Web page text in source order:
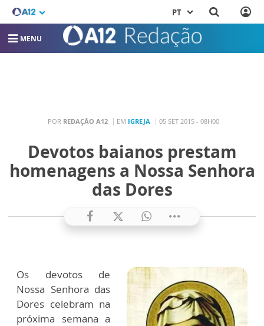
PT
MENU
POR REDAÇÃO A12 EM IGREJA 05 SET 2015 - 08H00
Devotos baianos prestam
homenagens a Nossa Senhora
das Dores
Os devotos de
Nossa Senhora das
Dores celebram na
próxima semana a